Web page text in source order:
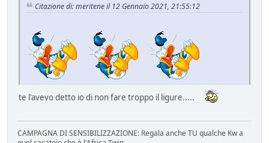
Citazione di: meritene il 12 Gennaio 2021, 21:55:12
te l'avevo detto io di non fare troppo il ligure.....
CAMPAGNA DI SENSIBILIZZAZIONE: Regala anche TU qualche Kw a